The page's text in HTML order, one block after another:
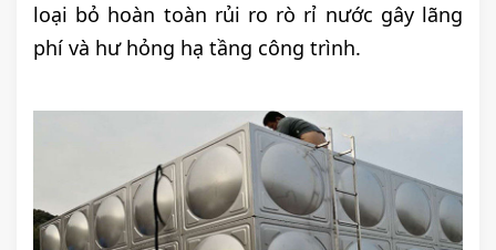
loại bỏ hoàn toàn rủi ro rò rỉ nước gây lãng
phí và hư hỏng hạ tầng công trình.